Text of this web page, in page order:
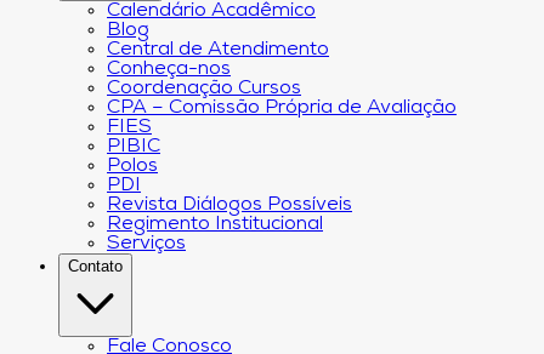
Calendário Acadêmico
Blog
Central de Atendimento
Conheça-nos
Coordenação Cursos
CPA – Comissão Própria de Avaliação
FIES
PIBIC
Polos
PDI
Revista Diálogos Possíveis
Regimento Institucional
Serviços
Contato
Fale Conosco